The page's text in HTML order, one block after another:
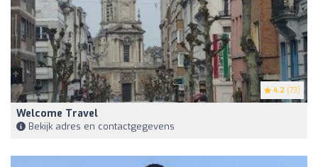
4.2 (73)
Welcome Travel
Bekijk adres en contactgegevens